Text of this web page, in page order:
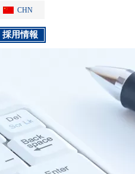
CHN
採用情報